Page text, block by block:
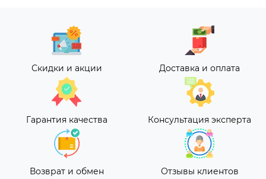
Скидки и акции Доставка и оплата
Гарантия качества Консультация эксперта
Возврат и обмен Отзывы клиентов